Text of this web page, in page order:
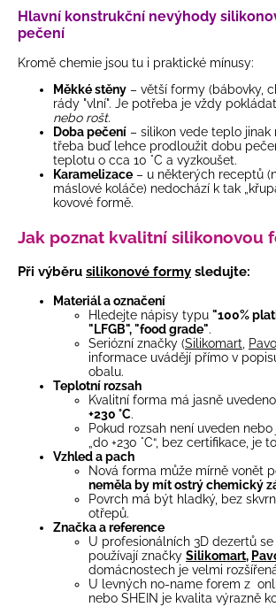
Hlavní konstrukční nevýhody
pečení
Kromě chemie jsou tu i praktické mínusy:
Měkké stěny – větší formy (bábovky,
rády "vlní". Je potřeba je vždy
nebo rošt.
Doba pečení – silikon vede teplo jinak
třeba buď lehce prodloužit dobu
teplotu o cca 10 °C a vyzkoušet.
Karamelizace – u některých receptů
máslové koláče) nedochází k tak
kovové formě.
Jak poznat kvalitní silikonovou
Při výběru silikonové formy sledujte:
Materiál a označení
Hledejte nápisy typu "100%
"LFGB", "food grade".
Seriózní značky (Silikomart,
informace uvádějí přímo v
obalu.
Teplotní rozsah
Kvalitní forma má jasně
+230 °C.
Pokud rozsah není uveden
„do +230 °C“, bez certifikace, je
Vzhled a pach
Nová forma může mírně vonět
neměla by mít ostrý chemický
Povrch má být hladký, bez
otřepů.
Značka a reference
U profesionálních 3D dezertů
používají značky Silikomart,
domácnostech je velmi
U levných no-name forem z
nebo SHEIN je kvalita výrazně